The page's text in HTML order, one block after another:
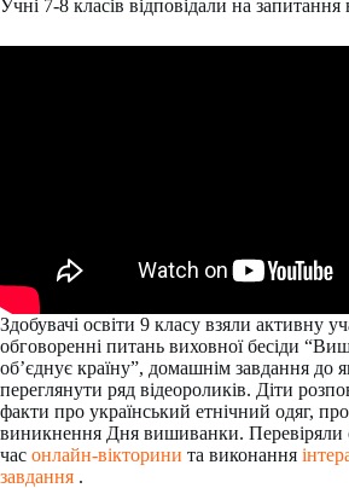
Учні 7-8 класів відповідали на запитання
Здобувачі освіти 9 класу взяли активну
обговоренні питань виховної бесіди
об’єднує країну”, домашнім завдання до
переглянути ряд відеороликів. Діти
факти про український етнічний одяг,
виникнення Дня вишиванки. Перевіряли
час онлайн-вікторини та виконання
завдання .